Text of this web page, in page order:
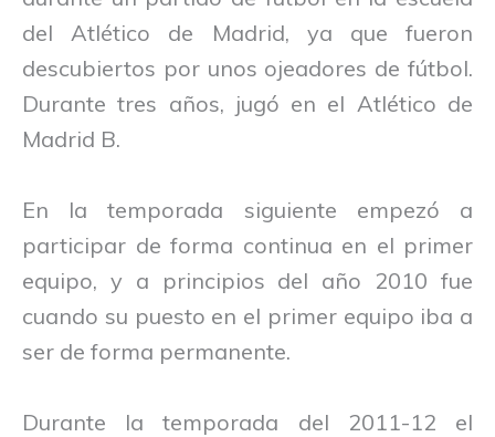
del Atlético de Madrid, ya que fueron
descubiertos por unos ojeadores de fútbol.
Durante tres años, jugó en el Atlético de
Madrid B.
En la temporada siguiente empezó a
participar de forma continua en el primer
equipo, y a principios del año 2010 fue
cuando su puesto en el primer equipo iba a
ser de forma permanente.
Durante la temporada del 2011-12 el